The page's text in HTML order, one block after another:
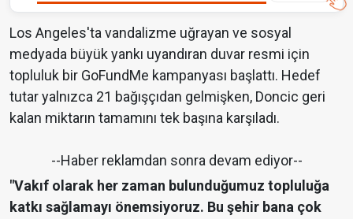
Los Angeles'ta vandalizme uğrayan ve sosyal
medyada büyük yankı uyandıran duvar resmi için
topluluk bir GoFundMe kampanyası başlattı. Hedef
tutar yalnızca 21 bağışçıdan gelmişken, Doncic geri
kalan miktarın tamamını tek başına karşıladı.
--Haber reklamdan sonra devam ediyor--
"Vakıf olarak her zaman bulunduğumuz topluluğa
katkı sağlamayı önemsiyoruz. Bu şehir bana çok